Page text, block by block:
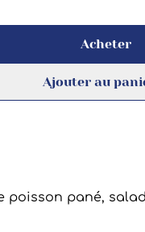
Acheter
Ajouter au
poisson pané,